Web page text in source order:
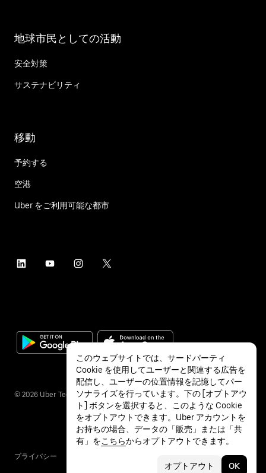
地球市民としての活動
安全対策
サステナビリティ
移動
予約する
空港
Uber をご利用可能な都市
© 2026 Uber Technologies Inc.
プライバシー
このウェブサイトでは、サードパーティ
Cookie を使用してユーザーと関連する広告を
配信し、ユーザーの位置情報を記憶してパー
ソナライズを行っています。下の [オプトアウ
ト] ボタンを選択すると、このような Cookie
をオプトアウトできます。Uber アカウントを
お持ちの場合、データの「販売」または「共
有」をこちらからオプトアウトできます。
オプトアウト OK